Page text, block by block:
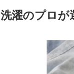
洗濯のプロが